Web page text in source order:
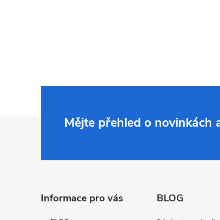
Mějte přehled o novinkách
Informace pro vás BLOG